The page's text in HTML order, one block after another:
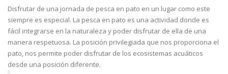
Disfrutar de una jornada de pesca en pato en un lugar como este
siempre es especial. La pesca en pato es una actividad donde es
fácil integrarse en la naturaleza y poder disfrutar de ella de una
manera respetuosa. La posición privilegiada que nos proporciona el
pato, nos permite poder disfrutar de los ecosistemas acuáticos
desde una posición diferente.